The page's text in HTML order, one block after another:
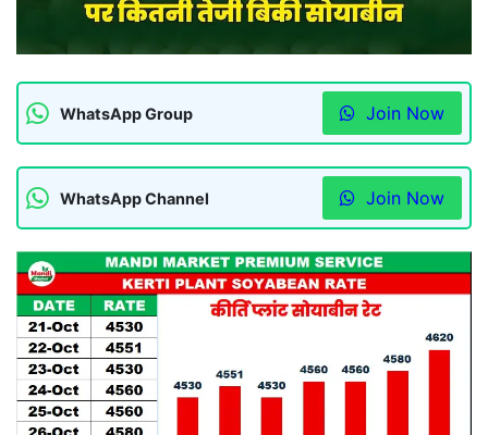
WhatsApp Group Join Now
WhatsApp Channel Join Now